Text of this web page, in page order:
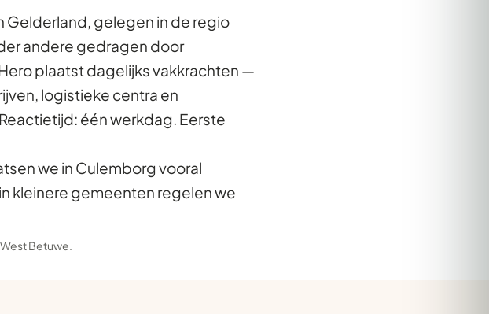
Gelderland, gelegen in de regio
andere gedragen door
plaatst dagelijks vakkrachten —
logistieke centra en
één werkdag. Eerste
we in Culemborg vooral
kleinere gemeenten regelen we
West Betuwe.